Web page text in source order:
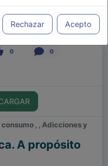
de los
medicamentos y decidir, en
más adecuado a las
Rechazar Acepto
|| Edición |
0 0
, , Adicciones y
A propósito